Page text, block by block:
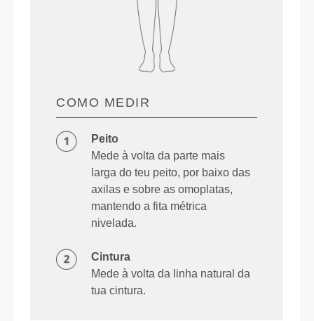
COMO MEDIR
Peito
Mede à volta da parte mais
larga do teu peito, por baixo das
axilas e sobre as omoplatas,
mantendo a fita métrica
nivelada.
Cintura
Mede à volta da linha natural da
tua cintura.